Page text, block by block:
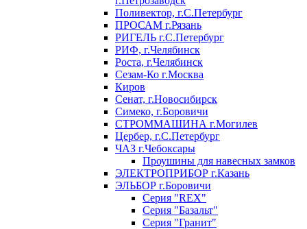
Поливектор, г.С.Петербург
ПРОСАМ г.Рязань
РИГЕЛЬ г.С.Петербург
РИФ, г.Челябинск
Роста, г.Челябинск
Сезам-Ко г.Москва
Киров
Сенат, г.Новосибирск
Симеко, г.Боровичи
СТРОММАШИНА г.Могилев
Цербер, г.С.Петербург
ЧАЗ г.Чебоксары
Проушины для навесных замков
ЭЛЕКТРОПРИБОР г.Казань
ЭЛЬБОР г.Боровичи
Серия "REX"
Серия "Базальт"
Серия "Гранит"